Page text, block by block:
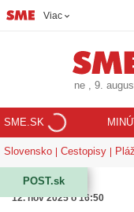
Viac
ne , 9.
SME.SK
Slovensko Cestopisy
POST.sk
12. nov 2025 o 16:50